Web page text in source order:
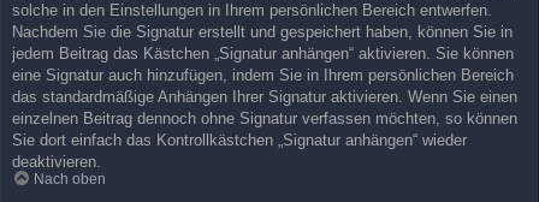
solche in den Einstellungen in Ihrem persönlichen Bereich entwerfen.
Nachdem Sie die Signatur erstellt und gespeichert haben, können Sie in
jedem Beitrag das Kästchen „Signatur anhängen“ aktivieren. Sie können
eine Signatur auch hinzufügen, indem Sie in Ihrem persönlichen Bereich
das standardmäßige Anhängen Ihrer Signatur aktivieren. Wenn Sie einen
einzelnen Beitrag dennoch ohne Signatur verfassen möchten, so können
Sie dort einfach das Kontrollkästchen „Signatur anhängen“ wieder
deaktivieren.
Nach oben